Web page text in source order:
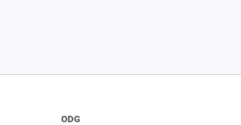
ODG